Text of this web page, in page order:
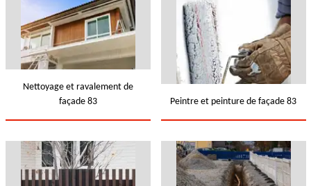
Nettoyage et ravalement de
façade 83
Peintre et peinture de façade 83